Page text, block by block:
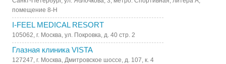
помещение 8-Н
I-FEEL MEDICAL RESORT
105062, г. Москва, ул. Покровка, д. 40 стр. 2
Глазная клиника VISTA
127247, г. Москва, Дмитровское шоссе, д. 107, к. 4